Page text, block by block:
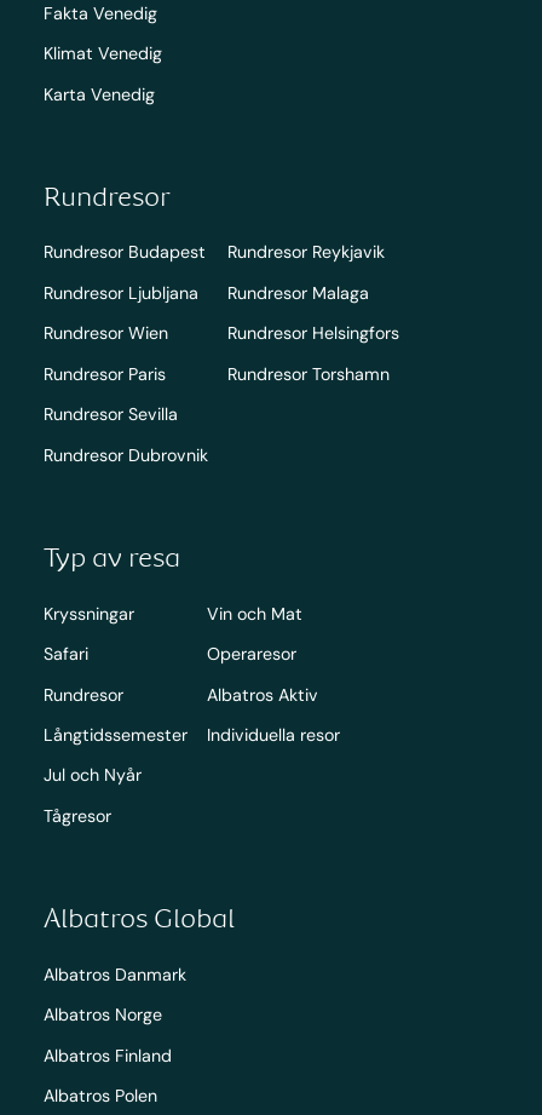
Fakta Venedig
Klimat Venedig
Karta Venedig
Rundresor
Rundresor Budapest
Rundresor Ljubljana
Rundresor Wien
Rundresor Paris
Rundresor Sevilla
Rundresor Dubrovnik
Rundresor Reykjavik
Rundresor Malaga
Rundresor Helsingfors
Rundresor Torshamn
Typ av resa
Kryssningar
Safari
Rundresor
Långtidssemester
Jul och Nyår
Tågresor
Vin och Mat
Operaresor
Albatros Aktiv
Individuella resor
Albatros Global
Albatros Danmark
Albatros Norge
Albatros Finland
Albatros Polen